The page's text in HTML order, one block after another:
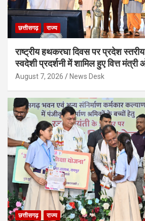
छत्तीसगढ़ राज्य
राष्ट्रीय हथकरघा दिवस पर प्रदेश
स्वदेशी प्रदर्शनी में शामिल हुए वित्त मंत्री
August 7, 2026 News Desk
छत्तीसगढ़ राज्य